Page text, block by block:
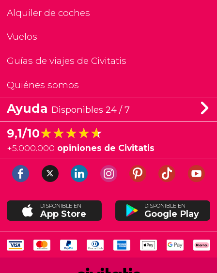
Alquiler de coches
Vuelos
Guías de viajes de Civitatis
Quiénes somos
Ayuda Disponibles 24 / 7
9,1/10★★★★★
★★★★★
+5.000.000 opiniones de Civitatis
DISPONIBLE EN
App Store
DISPONIBLE EN
Google Play